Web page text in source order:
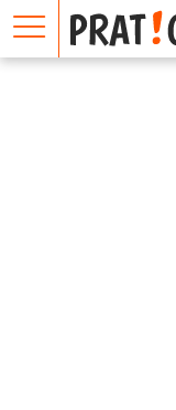
E
m
a